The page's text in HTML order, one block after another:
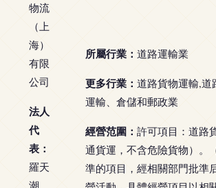
物流
（上
海）
有限
公司
法人
代
表：
羅天
潮
所屬行業： 道路運輸業
更多行業： 道路貨物運輸,道
運輸、倉儲和郵政業
經營范圍： 許可項目：道路
通貨運，不含危險貨物）。
準的項目，經相關部門批準